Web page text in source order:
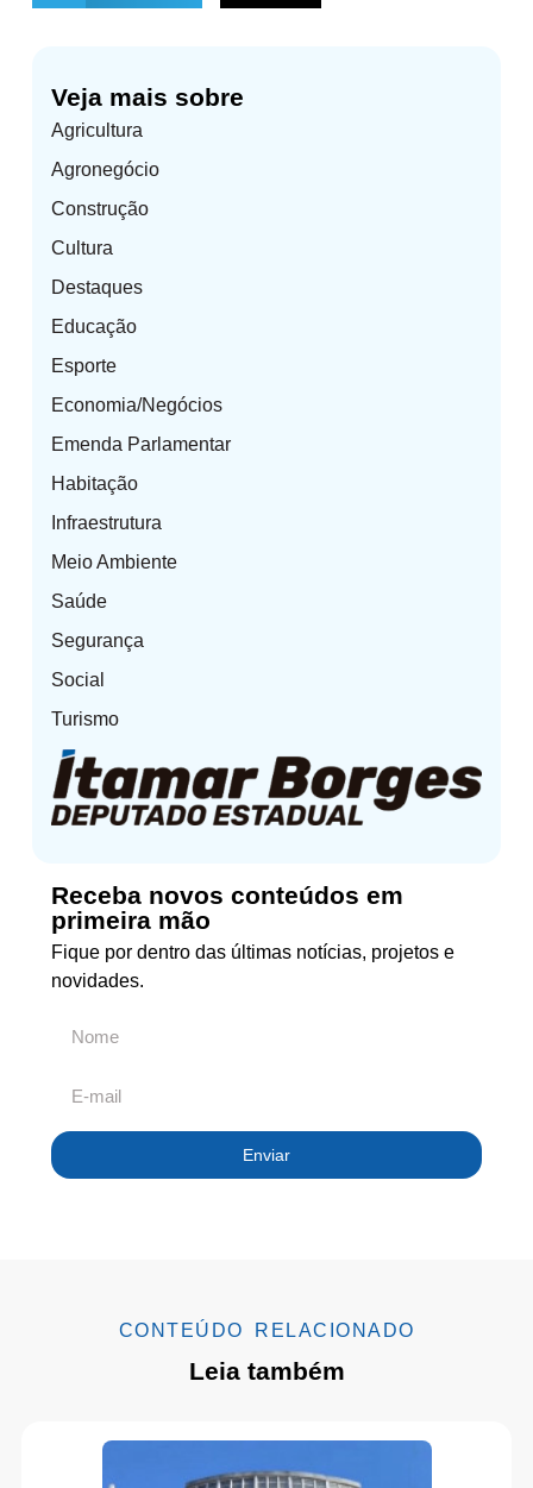
Veja mais sobre
Agricultura
Agronegócio
Construção
Cultura
Destaques
Educação
Esporte
Economia/Negócios
Emenda Parlamentar
Habitação
Infraestrutura
Meio Ambiente
Saúde
Segurança
Social
Turismo
Receba novos conteúdos em
primeira mão
Fique por dentro das últimas notícias, projetos e
novidades.
Enviar
CONTEÚDO RELACIONADO
Leia também